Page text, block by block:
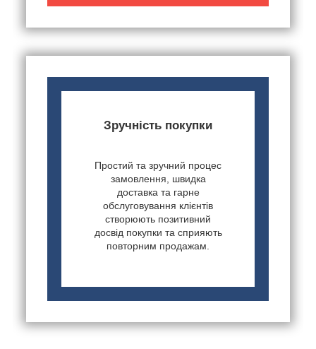
Зручність покупки
Простий та зручний процес
замовлення, швидка
доставка та гарне
обслуговування клієнтів
створюють позитивний
досвід покупки та сприяють
повторним продажам.